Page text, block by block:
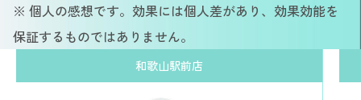
※ 個人の感想です。効果には個人差があり、効果効能を
保証するものではありません。
和歌山駅前店